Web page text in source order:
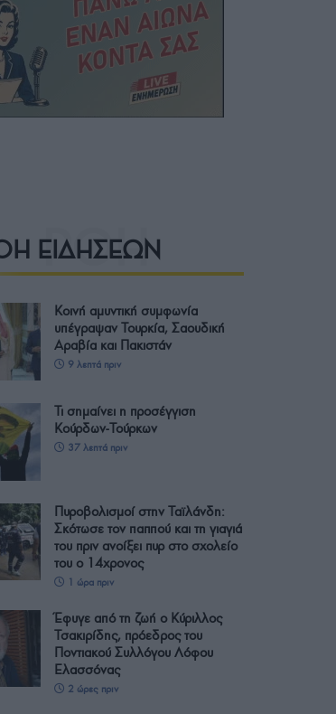
ΕΙΔΗΣΕΩΝ
Κοινή αμυντική συμφωνία
υπέγραψαν Τουρκία, Σαουδική
Αραβία και Πακιστάν
9 λεπτά πριν
Τι σημαίνει η προσέγγιση
Κούρδων-Τούρκων
37 λεπτά πριν
Πυροβολισμοί στην Ταϊλάνδη:
Σκότωσε τον παππού και τη γιαγιά
του πριν ανοίξει πυρ στο σχολείο
του ο 14χρονος
1 ώρα πριν
Έφυγε από τη ζωή ο Κύριλλος
Τσακιρίδης, πρόεδρος του
Ποντιακού Συλλόγου Λόφου
Ελασσόνας
2 ώρες πριν